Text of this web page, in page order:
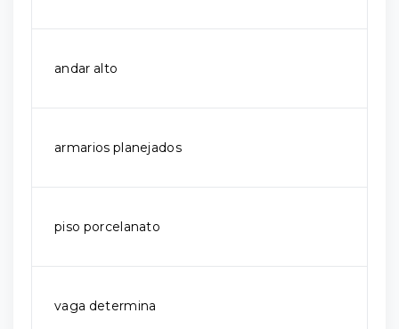
andar alto
armarios planejados
piso porcelanato
vaga determina